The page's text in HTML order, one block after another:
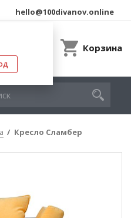
hello@100divanov.online
Корзина
Кресло Сламбер